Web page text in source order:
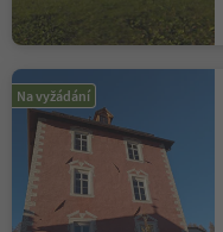
Na vyžádání